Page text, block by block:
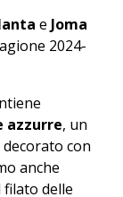
e Joma
2024-
azzurre, un
con
anche
filato delle